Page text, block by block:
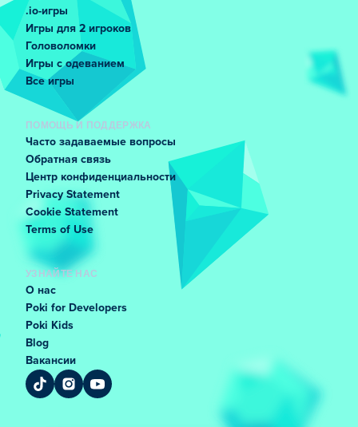
.io-игры
Игры для 2 игроков
Головоломки
Игры с одеванием
Все игры
ПОМОЩЬ И ПОДДЕРЖКА
Часто задаваемые вопросы
Обратная связь
Центр конфиденциальности
Privacy Statement
Cookie Statement
Terms of Use
УЗНАЙТЕ НАС
О нас
Poki for Developers
Poki Kids
Blog
Вакансии